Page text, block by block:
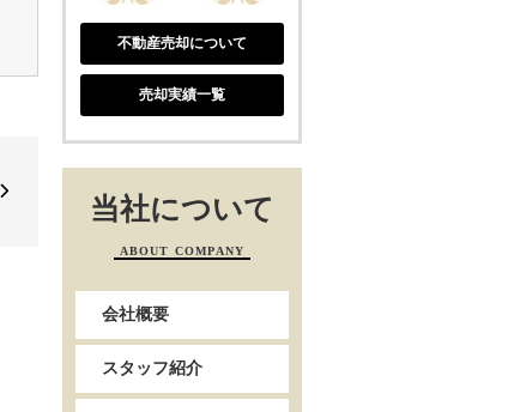
不動産売却について
売却実績一覧
当社について
ABOUT COMPANY
会社概要
スタッフ紹介